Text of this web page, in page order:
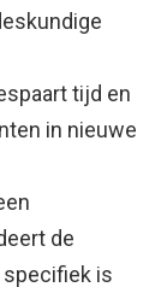
tijd en
in nieuwe
de
is